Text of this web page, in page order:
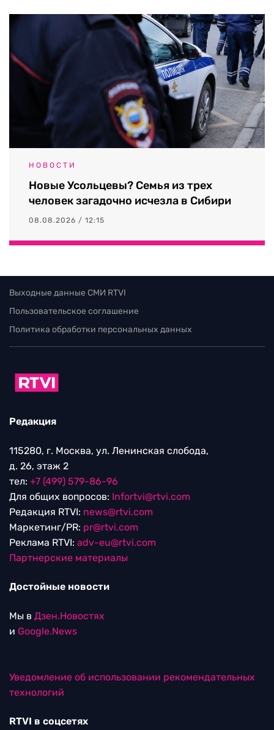
НОВОСТИ
Новые Усольцевы? Семья из трех
человек загадочно исчезла в Сибири
08.08.2026 / 12:15
Выходные данные СМИ RTVI
Пользовательское соглашение
Политика обработки персональных данных
Редакция
115280, г. Москва, ул. Ленинская слобода,
д. 26, этаж 2
тел: +7 (499) 579-86-96
Для общих вопросов: Infortvi@rtvi.com
Редакция RTVI: news@rtvi.com
Маркетинг/PR: pr@rtvi.com
Реклама RTVI: adv-eu@rtvi.com
Партнерские материалы
Достойные новости
Мы в Дзен.Новостях
и Google.News
Уведомление об использовании рекомендательных
технологий
RTVI в соцсетях